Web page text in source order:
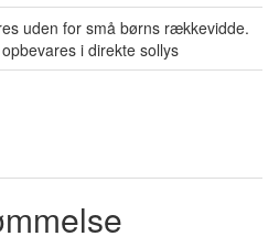
uden for små børns rækkevidde.
i direkte sollys